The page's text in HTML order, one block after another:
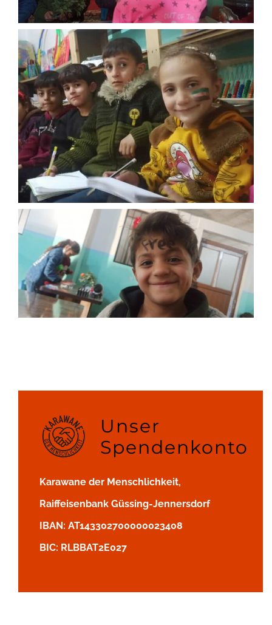
Unser
Spendenkonto
Karawane der Menschlichkeit,
Raiffeisenbank Güssing-Jennersdorf
IBAN: AT143302700000023408
BIC: RLBBAT2E027